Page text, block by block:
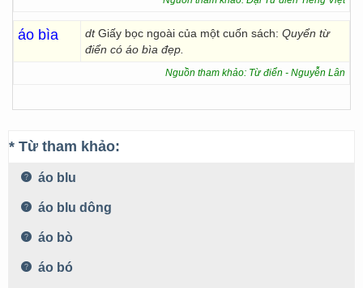
áo bìa dtGiấy bọc ngoài của một cuốn sách: Quyển từ
điển có áo bìa đẹp.
Nguồn tham khảo: Từ điển - Nguyễn Lân
* Từ tham khảo:
áo blu
áo blu dông
áo bò
áo bó